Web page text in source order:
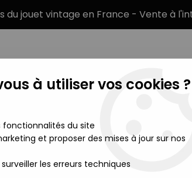
du jouet vintage en France - Vente à
TYPE DE PRODUIT
Eaglemoss Le Seigneur des Anneaux -
à utiliser vos cookies ?
du site
et proposer des mises à jour sur nos
les erreurs techniques